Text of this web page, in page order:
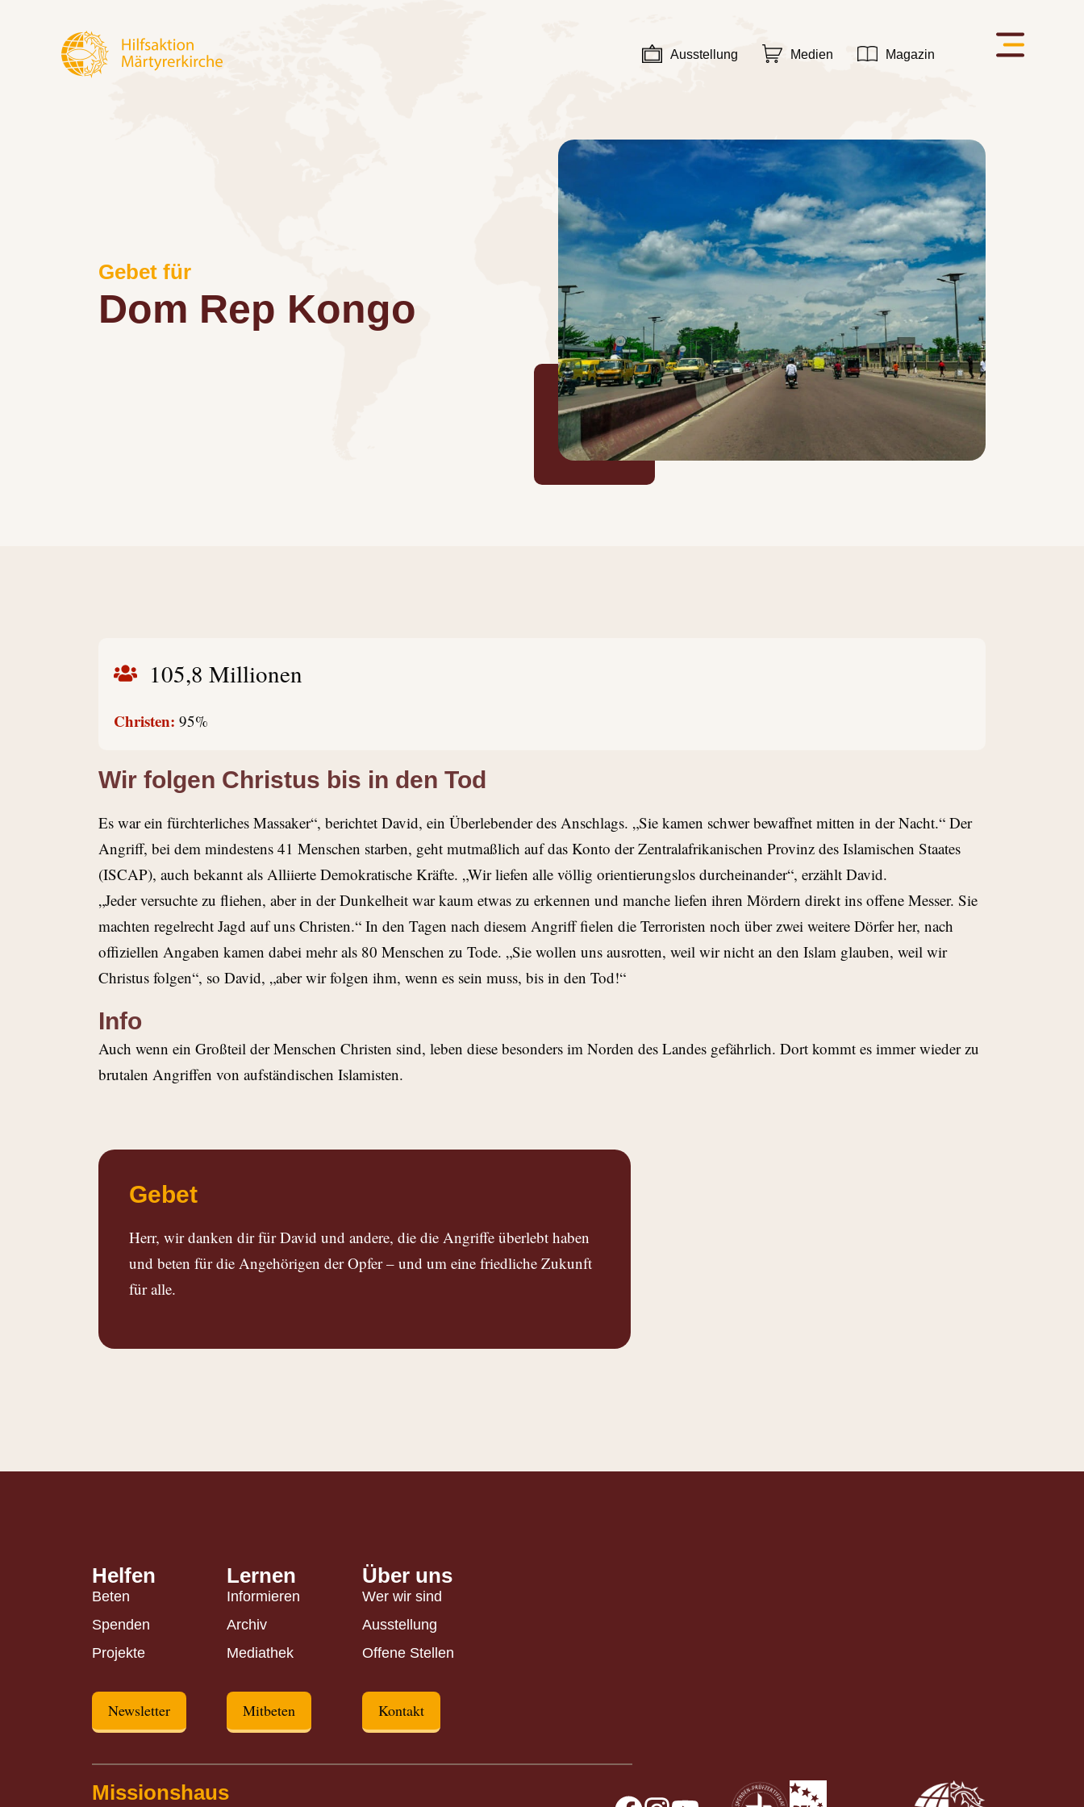
Ausstellung Medien Magazin
Gebet für
Dom Rep Kongo
105,8 Millionen
Christen: 95%
Wir folgen Christus bis in den Tod
Es war ein fürchterliches Massaker“, berichtet David, ein Überlebender des Anschlags. „Sie kamen schwer bewaffnet mitten in der Nacht.“ Der
Angriff, bei dem mindestens 41 Menschen starben, geht mutmaßlich auf das Konto der Zentralafrikanischen Provinz des Islamischen Staates
(ISCAP), auch bekannt als Alliierte Demokratische Kräfte. „Wir liefen alle völlig orientierungslos durcheinander“, erzählt David.
„Jeder versuchte zu fliehen, aber in der Dunkelheit war kaum etwas zu erkennen und manche liefen ihren Mördern direkt ins offene Messer. Sie
machten regelrecht Jagd auf uns Christen.“ In den Tagen nach diesem Angriff fielen die Terroristen noch über zwei weitere Dörfer her, nach
offiziellen Angaben kamen dabei mehr als 80 Menschen zu Tode. „Sie wollen uns ausrotten, weil wir nicht an den Islam glauben, weil wir
Christus folgen“, so David, „aber wir folgen ihm, wenn es sein muss, bis in den Tod!“
Info
Auch wenn ein Großteil der Menschen Christen sind, leben diese besonders im Norden des Landes gefährlich. Dort kommt es immer wieder zu
brutalen Angriffen von aufständischen Islamisten.
Gebet
Herr, wir danken dir für David und andere, die die Angriffe überlebt haben
und beten für die Angehörigen der Opfer – und um eine friedliche Zukunft
für alle.
Helfen
Beten
Spenden
Projekte
Newsletter
Lernen
Informieren
Archiv
Mediathek
Mitbeten
Über uns
Wer wir sind
Ausstellung
Offene Stellen
Kontakt
Missionshaus